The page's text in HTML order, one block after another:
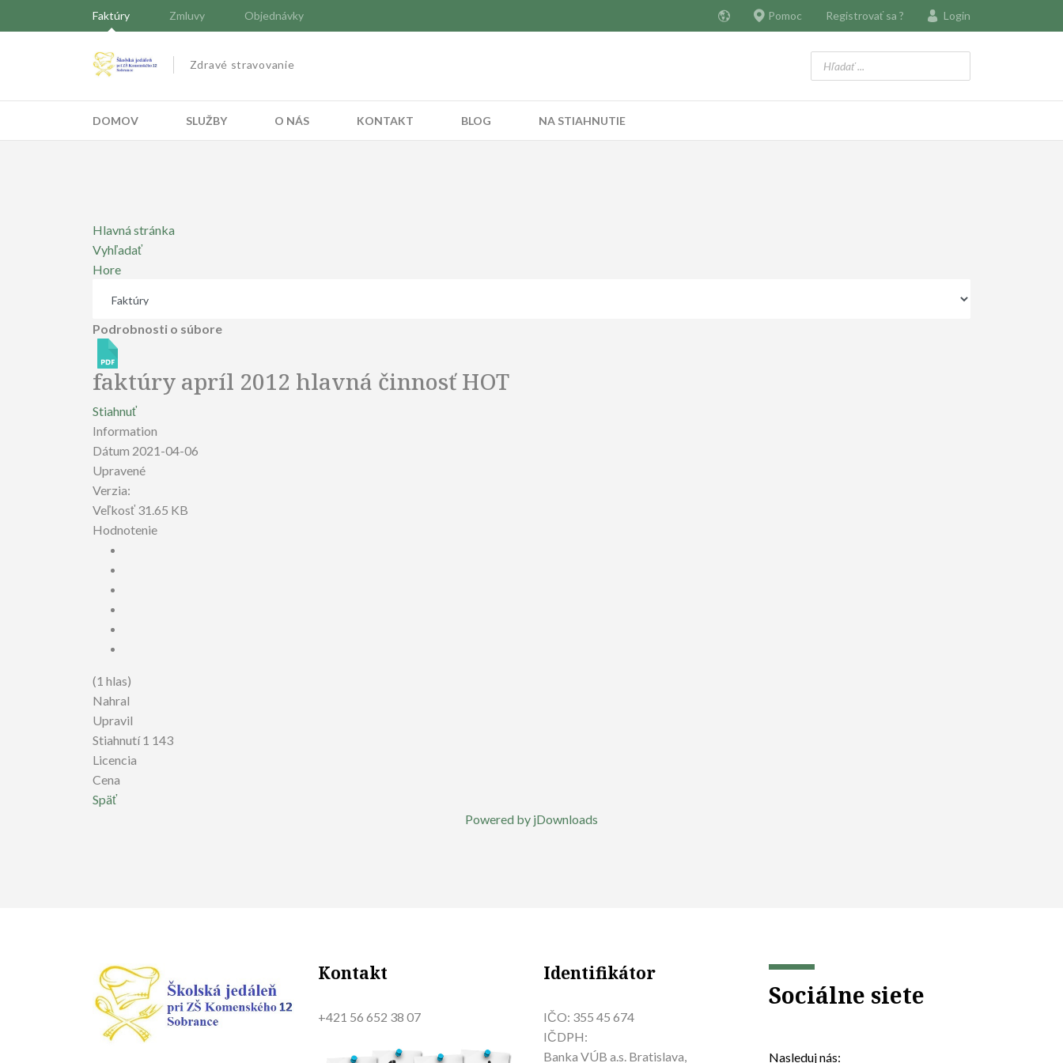
Faktúry Zmluvy Objednávky Pomoc Registrovať sa ? Login
Zdravé stravovanie
DOMOV SLUŽBY O NÁS KONTAKT BLOG NA STIAHNUTIE
Hlavná stránka
Vyhľadať
Hore
Podrobnosti o súbore
faktúry apríl 2012 hlavná činnosťHOT
Stiahnuť
Information
Dátum 2021-04-06
Upravené
Verzia:
Veľkosť 31.65 KB
Hodnotenie
(1 hlas)
Nahral
Upravil
Stiahnutí 1 143
Licencia
Cena
Späť
Powered by jDownloads
Kontakt
+421 56 652 38 07
Identifikátor
IČO: 355 45 674
IČDPH:
Banka VÚB a.s. Bratislava,
Sociálne siete
Nasleduj nás: